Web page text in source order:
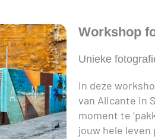
Workshop
Unieke
In deze
van Alicante in
moment te
jouw hele